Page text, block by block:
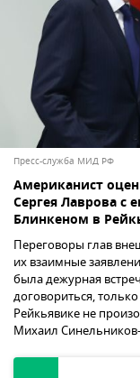
Пресс-служба МИД РФ
Американист
Сергея Лаврова с
Блинкеном в
Переговоры глав
их взаимные
была дежурная
договориться,
Рейкьявике не
Михаил